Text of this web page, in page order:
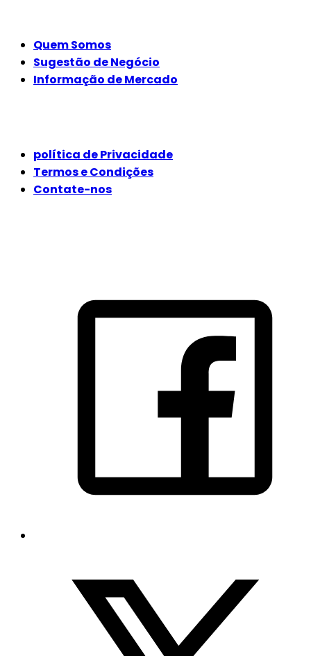
Quem Somos
Sugestão de Negócio
Informação de Mercado
política de Privacidade
Termos e Condições
Contate-nos